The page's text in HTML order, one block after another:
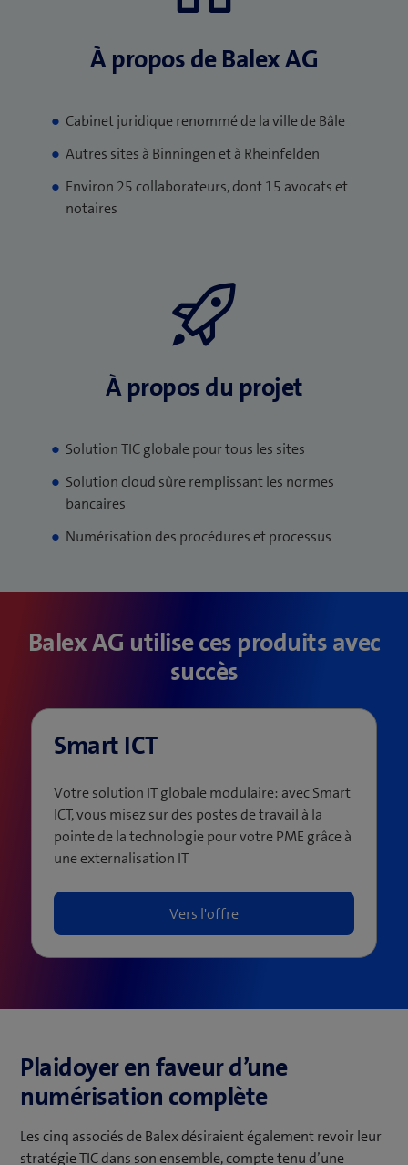
À propos de Balex AG
Cabinet juridique renommé de la ville de Bâle
Autres sites à Binningen et à Rheinfelden
Environ 25 collaborateurs, dont 15 avocats et
notaires
À propos du projet
Solution TIC globale pour tous les sites
Solution cloud sûre remplissant les normes
bancaires
Numérisation des procédures et processus
Balex AG utilise ces produits avec
succès
Smart ICT
Votre solution IT globale modulaire: avec Smart
ICT, vous misez sur des postes de travail à la
pointe de la technologie pour votre PME grâce à
une externalisation IT
Vers l'offre
Plaidoyer en faveur d’une
numérisation complète
Les cinq associés de Balex désiraient également revoir leur
stratégie TIC dans son ensemble, compte tenu d’une